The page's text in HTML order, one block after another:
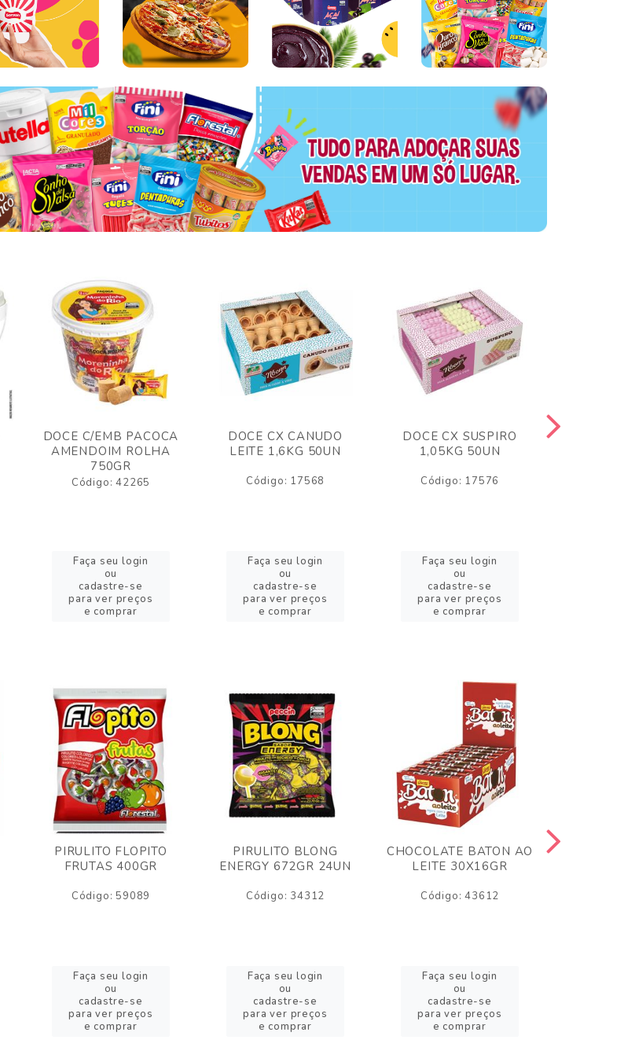
DOCE C/EMB PACOCA
AMENDOIM ROLHA
750GR
Código: 42265
Faça seu login
ou
cadastre-se
para ver preços
e comprar
DOCE CX CANUDO
LEITE 1,6KG 50UN
Código: 17568
Faça seu login
ou
cadastre-se
para ver preços
e comprar
DOCE CX SUSPIRO
1,05KG 50UN
Código: 17576
Faça seu login
ou
cadastre-se
para ver preços
e comprar
PIRULITO FLOPITO
FRUTAS 400GR
Código: 59089
Faça seu login
ou
cadastre-se
para ver preços
e comprar
PIRULITO BLONG
ENERGY 672GR 24UN
Código: 34312
Faça seu login
ou
cadastre-se
para ver preços
e comprar
CHOCOLATE BATON AO
LEITE 30X16GR
Código: 43612
Faça seu login
ou
cadastre-se
para ver preços
e comprar